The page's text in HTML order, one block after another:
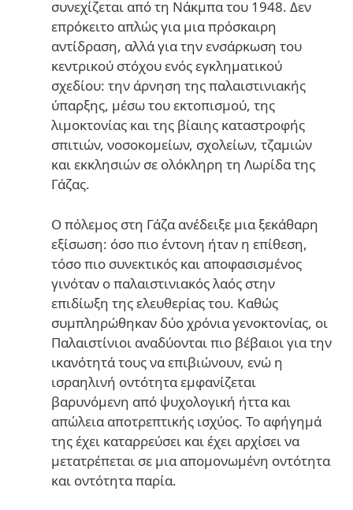
συνεχίζεται από τη Νάκμπα του 1948. Δεν
επρόκειτο απλώς για μια πρόσκαιρη
αντίδραση, αλλά για την ενσάρκωση του
κεντρικού στόχου ενός εγκληματικού
σχεδίου: την άρνηση της παλαιστινιακής
ύπαρξης, μέσω του εκτοπισμού, της
λιμοκτονίας και της βίαιης καταστροφής
σπιτιών, νοσοκομείων, σχολείων, τζαμιών
και εκκλησιών σε ολόκληρη τη Λωρίδα της
Γάζας.
Ο πόλεμος στη Γάζα ανέδειξε μια ξεκάθαρη
εξίσωση: όσο πιο έντονη ήταν η επίθεση,
τόσο πιο συνεκτικός και αποφασισμένος
γινόταν ο παλαιστινιακός λαός στην
επιδίωξη της ελευθερίας του. Καθώς
συμπληρώθηκαν δύο χρόνια γενοκτονίας, οι
Παλαιστίνιοι αναδύονται πιο βέβαιοι για την
ικανότητά τους να επιβιώνουν, ενώ η
ισραηλινή οντότητα εμφανίζεται
βαρυνόμενη από ψυχολογική ήττα και
απώλεια αποτρεπτικής ισχύος. Το αφήγημά
της έχει καταρρεύσει και έχει αρχίσει να
μετατρέπεται σε μια απομονωμένη οντότητα
και οντότητα παρία.